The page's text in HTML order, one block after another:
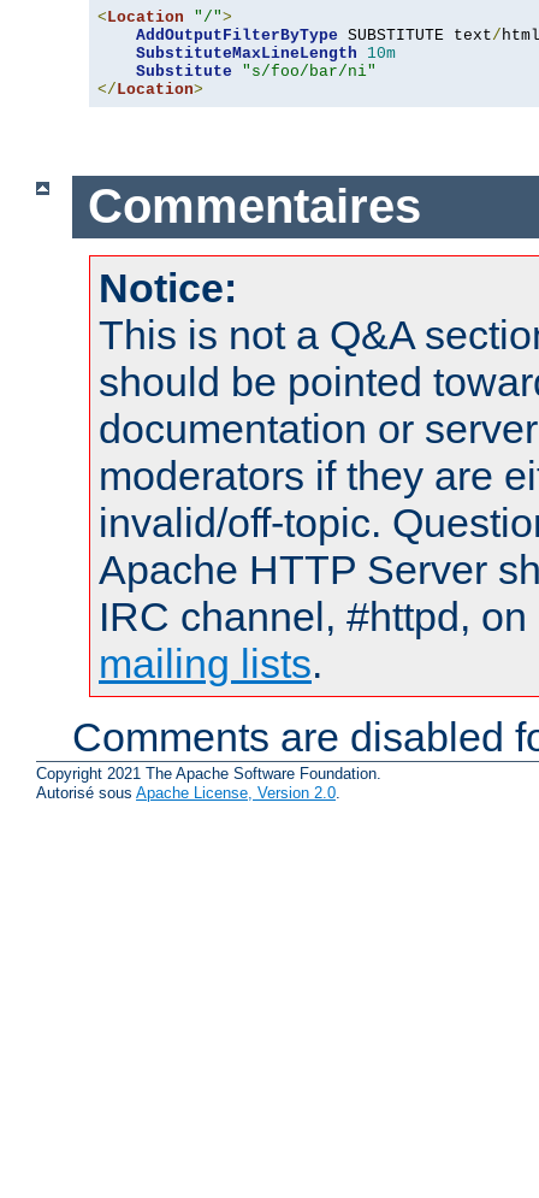
<Location "/">
AddOutputFilterByType SUBSTITUTE text/ html
SubstituteMaxLineLength
10m
Substitute
"s/foo/bar/ni"
</Location>
Commentaires
Notice:
This is not a Q&A
should be pointed
documentation or
moderators if they are
invalid/off-topic.
Apache HTTP Server
IRC channel, #httpd,
mailing lists.
Comments are disabled
Copyright 2021 The Apache Software Foundation.
Autorisé sous Apache License, Version 2.0.